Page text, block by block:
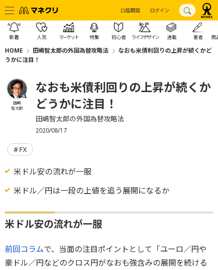
口座開設 ログイン
新着 人気 マーケット 特集 初心者 ライフデザイン 連載 著者 商
HOME 田嶋智太郎の外国為替攻略法
なおも米債利回りの上昇が続くかど
うかに注目！
田嶋
智太郎
なおも米債利回りの上昇が続くか
どうかに注目！
田嶋智太郎の外国為替攻略法
2020/08/17
FX
米ドル安の流れが一服
米ドル／円は一段の上値を追う展開になるか
米ドル安の流れが一服
前回コラムで、当面の注目ポイントとして「ユーロ／円や
豪ドル／円などのクロス円がなおも強含みの展開を続ける